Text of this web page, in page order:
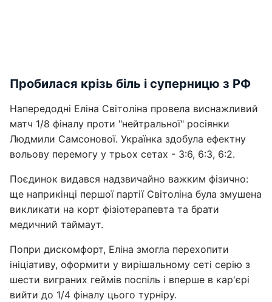
Пробилася крізь біль і суперницю з РФ
Напередодні Еліна Світоліна провела виснажливий
матч 1/8 фіналу проти "нейтральної" росіянки
Людмили Самсонової. Українка здобула ефектну
вольову перемогу у трьох сетах - 3:6, 6:3, 6:2.
Поєдинок видався надзвичайно важким фізично:
ще наприкінці першої партії Світоліна була змушена
викликати на корт фізіотерапевта та брати
медичний таймаут.
Попри дискомфорт, Еліна змогла перехопити
ініціативу, оформити у вирішальному сеті серію з
шести виграних геймів поспіль і вперше в кар'єрі
вийти до 1/4 фіналу цього турніру.